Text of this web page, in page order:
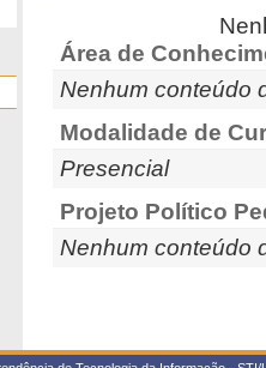
Área de
Nenhum conteúdo
Modalidade de
Presencial
Projeto Político
Nenhum conteúdo